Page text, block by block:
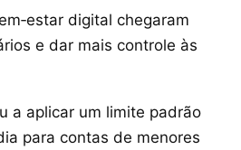
digital chegaram
e dar mais controle às
a aplicar um limite padrão
para contas de menores